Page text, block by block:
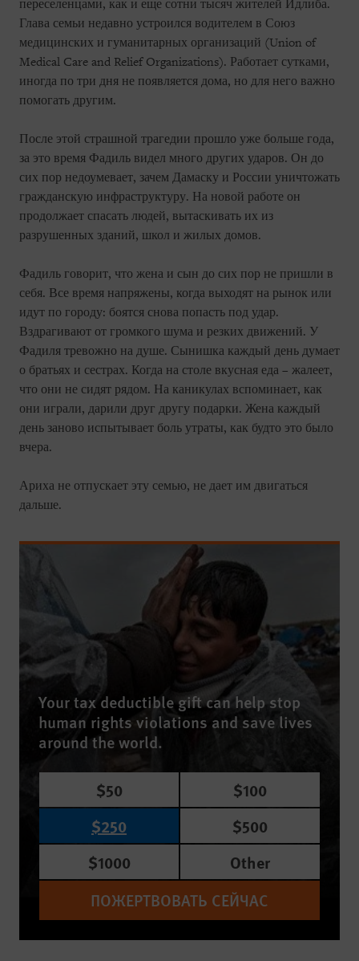
переселенцами, как и еще сотни тысяч жителей Идлиба.
Глава семьи недавно устроился водителем в Союз
медицинских и гуманитарных организаций (Union of
Medical Care and Relief Organizations). Работает сутками,
иногда по три дня не появляется дома, но для него важно
помогать другим.
После этой страшной трагедии прошло уже больше года,
за это время Фадиль видел много других ударов. Он до
сих пор недоумевает, зачем Дамаску и России уничтожать
гражданскую инфраструктуру. На новой работе он
продолжает спасать людей, вытаскивать их из
разрушенных зданий, школ и жилых домов.
Фадиль говорит, что жена и сын до сих пор не пришли в
себя. Все время напряжены, когда выходят на рынок или
идут по городу: боятся снова попасть под удар.
Вздрагивают от громкого шума и резких движений. У
Фадиля тревожно на душе. Сынишка каждый день думает
о братьях и сестрах. Когда на столе вкусная еда – жалеет,
что они не сидят рядом. На каникулах вспоминает, как
они играли, дарили друг другу подарки. Жена каждый
день заново испытывает боль утраты, как будто это было
вчера.
Ариха не отпускает эту семью, не дает им двигаться
дальше.
Your tax deductible gift can help stop
human rights violations and save lives
around the world.
$50
$100
$250
$500
$1000
Other
ПОЖЕРТВОВАТЬ СЕЙЧАС